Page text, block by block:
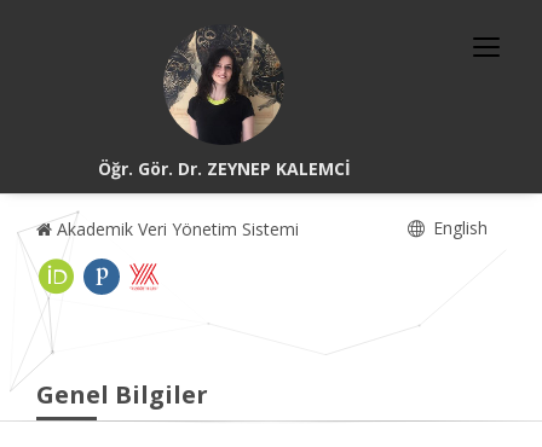
Öğr. Gör. Dr. ZEYNEP KALEMCİ
Akademik Veri Yönetim Sistemi English
Genel Bilgiler